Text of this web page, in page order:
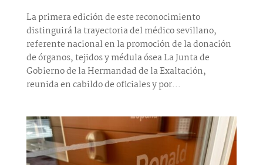
La primera edición de este reconocimiento
distinguirá la trayectoria del médico sevillano,
referente nacional en la promoción de la donación
de órganos, tejidos y médula ósea La Junta de
Gobierno de la Hermandad de la Exaltación,
reunida en cabildo de oficiales y por...